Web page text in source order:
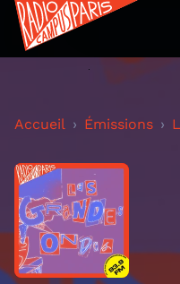
Accueil Émissions